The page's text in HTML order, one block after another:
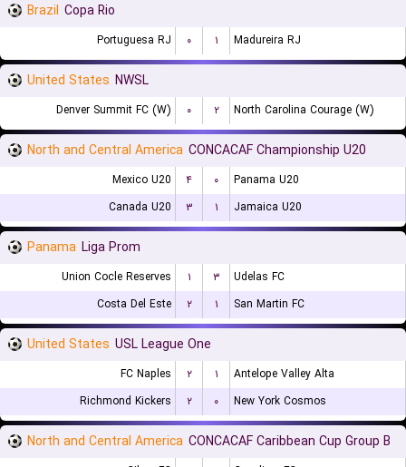
Brazil Copa Rio
Portuguesa RJ ۰ ۱ Madureira RJ
United States NWSL
Denver Summit FC (W) ۰ ۲ North Carolina Courage (W)
North and Central America CONCACAF Championship U20
Mexico U20 ۴ ۰
Panama U20
Canada U20
۳ ۱ Jamaica U20
Panama Liga Prom
Union Cocle Reserves ۱ ۳
Udelas FC
Costa Del Este
۲ ۱ San Martin FC
United States USL League One
FC Naples ۲ ۱
Antelope Valley Alta
Richmond Kickers
۲ ۰ New York Cosmos
North and Central America CONCACAF Caribbean Cup Group B